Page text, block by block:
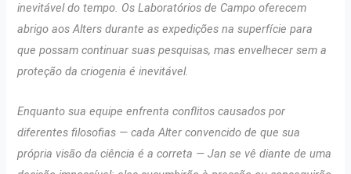
inevitável do tempo. Os Laboratórios de Campo oferecem
abrigo aos Alters durante as expedições na superfície para
que possam continuar suas pesquisas, mas envelhecer sem a
proteção da criogenia é inevitável.
Enquanto sua equipe enfrenta conflitos causados por
diferentes filosofias — cada Alter convencido de que sua
própria visão da ciência é a correta — Jan se vê diante de uma